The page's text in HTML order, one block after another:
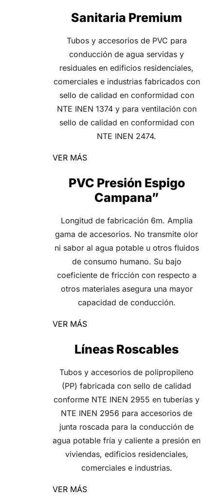
Sanitaria Premium
Tubos y accesorios de PVC para
conducción de agua servidas y
residuales en edificios residenciales,
comerciales e industrias fabricados con
sello de calidad en conformidad con
NTE INEN 1374 y para ventilación con
sello de calidad en conformidad con
NTE INEN 2474.
VER MÁS
PVC Presión Espigo
Campana”
Longitud de fabricación 6m. Amplia
gama de accesorios. No transmite olor
ni sabor al agua potable u otros fluidos
de consumo humano. Su bajo
coeficiente de fricción con respecto a
otros materiales asegura una mayor
capacidad de conducción.
VER MÁS
Líneas Roscables
Tubos y accesorios de polipropileno
(PP) fabricada con sello de calidad
conforme NTE INEN 2955 en tuberías y
NTE INEN 2956 para accesorios de
junta roscada para la conducción de
agua potable fría y caliente a presión en
viviendas, edificios residenciales,
comerciales e industrias.
VER MÁS